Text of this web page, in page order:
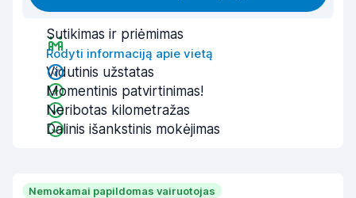
Sutikimas ir priėmimas
Rodyti informaciją apie vietą
Vidutinis užstatas
Momentinis patvirtinimas!
Neribotas kilometražas
Dalinis išankstinis mokėjimas
Nemokamai papildomas vairuotojas